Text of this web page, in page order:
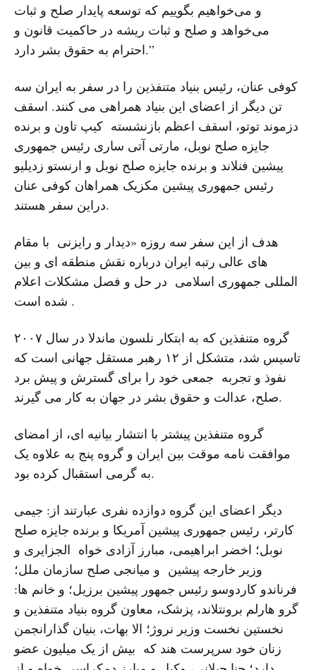
و می‌خواهیم بگوییم که توسعه پایدار صلح و ثبات
می‌خواهد و صلح و ثبات ریشه در حاکمیت قانون و
احترام به حقوق بشر دارد.”
کوفی عنان، رئیس بنیاد متنفذین را در سفر به ایران سه
تن دیگر از اعضای این بنیاد همراهی می کنند. اسقف
دزموند توتو، اسقف اعظم بازنشسته کیپ تاون و برنده
جایزه صلح نوبل، مارتی آتی ساری رئیس جمهوری
پیشین فنلاند و برنده جایزه صلح نوبل و ارنستو زدیلیو
رئیس جمهوری پیشین مکزیک همراهان کوفی عنان
دراین سفر هستند.
هدف از این سفر سه روزه «دیدار و رایزنی با مقام
های عالی رتبه ایران درباره نقش منطقه ای و بین
المللی جمهوری اسلامی در حل و فصل مشکلات اعلام
شده است .
گروه متنفذین که به ابتکار نلسون ماندلا در سال ۲۰۰۷
تاسیس شد، متشکل از ۱۲ رهبر مستقل جهانی است که
نفوذ و تجربه جمعی خود را برای گسترش و پیش برد
صلح، عدالت و حقوق بشر در جهان به کار می گیرند.
گروه متنفذین پیشتر با انتشار بیانیه ای، از امضای
موافقت نامه موقت بین ایران و گروه پنج به علاوه یک
به گرمی استقبال کرده بود.
دیگر اعضای این گروه دوازده نفری عبارتند از: جیمی
کارتر، رئیس جمهوری پیشین آمریکا و برنده جایزه صلح
نوبل؛ اخضر ابراهیمی، مبارز آزادی خواه الجزایری و
وزیر خارجه پیشین و میانجی صلح سازمان ملل؛
فرناندو کاردوسو رئیس جمهور پیشین برزیل؛ و خانم ها:
گرو هارلم برونتلاند، پزشک، معاون گروه بنیاد متنفذین و
نخستین نخست وزیر نروژ؛ الا بهات، بنیان گذارانجمن
زنان خود سرپرست هند که بیش از یک میلیون عضو